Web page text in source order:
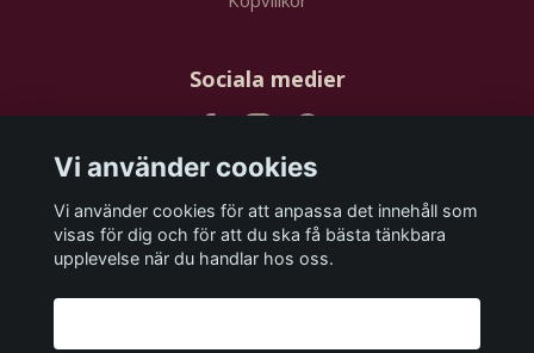
Sociala medier
Prenumerera på vårt nyhetsbrev
Vi använder cookies
Vi använder cookies för att anpassa det innehåll som
visas för dig och för att du ska få bästa tänkbara
upplevelse när du handlar hos oss.